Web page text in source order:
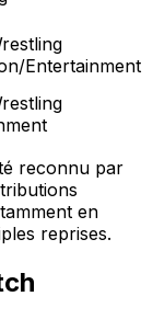
Entertainment
reconnu par
en
reprises.